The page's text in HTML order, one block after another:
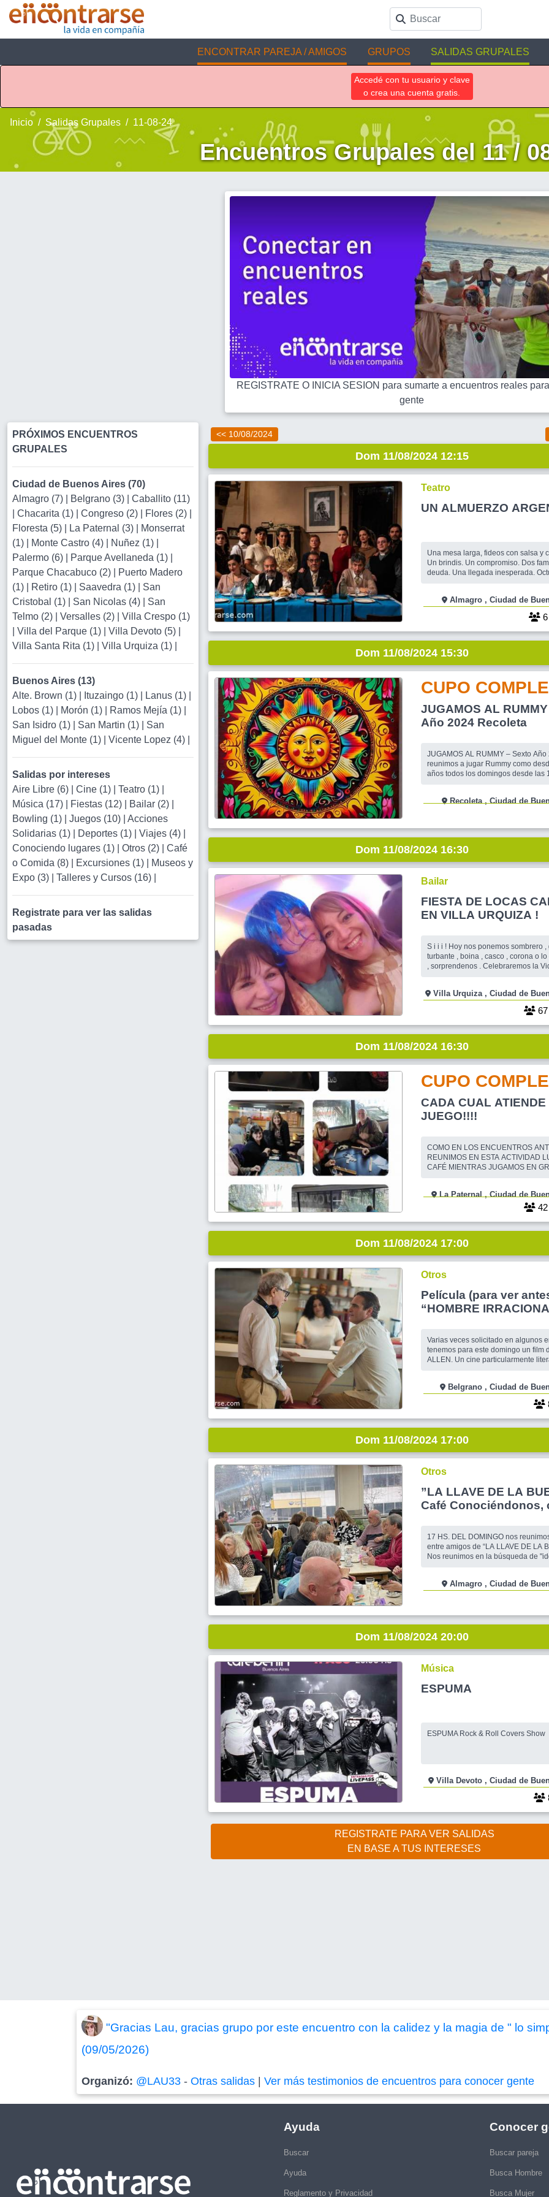
ENCONTRAR PAREJA / AMIGOS GRUPOS SALIDAS GRUPALES
Accedé con tu usuario y clave
o crea una cuenta gratis.
Inicio Salidas Grupales 11-08-24
Encuentros Grupales del 11 /
REGISTRATE O INICIA SESION para sumarte a encuentros reales
gente
PRÓXIMOS ENCUENTROS
GRUPALES
Ciudad de Buenos Aires (70)
Almagro (7)
Belgrano (3)
Caballito (11)
Chacarita (1) Congreso (2) Flores (2)
Floresta (5)
La Paternal (3)
Monserrat
(1)
Monte Castro (4) Nuñez (1)
Palermo (6)
Parque Avellaneda (1)
Parque Chacabuco (2)
Puerto Madero
(1)
Retiro (1) Saavedra (1)
San
Cristobal (1)
San Nicolas (4)
San
Telmo (2)
Versalles (2)
Villa Crespo (1)
Villa del Parque (1) Villa Devoto (5)
Villa Santa Rita (1)
Villa Urquiza (1)
Buenos Aires (13)
Alte. Brown (1)
Ituzaingo (1) Lanus (1)
Lobos (1)
Morón (1) Ramos Mejía (1)
San Isidro (1)
San Martin (1)
San
Miguel del Monte (1)
Vicente Lopez (4)
Salidas por intereses
Aire Libre (6)
Cine (1) Teatro (1)
Música (17)
Fiestas (12) Bailar (2)
Bowling (1)
Juegos (10)
Acciones
Solidarias (1)
Deportes (1) Viajes (4)
Conociendo lugares (1)
Otros (2)
Café
o Comida (8)
Excursiones (1)
Museos y
Expo (3)
Talleres y Cursos (16)
Registrate para ver las salidas
pasadas
<< 10/08/2024
Dom 11/08/2024 12:15
Teatro
UN ALMUERZO
Una mesa larga, fideos con salsa y
Un brindis. Un compromiso. Dos
deuda. Una llegada inesperada.
Bernardo Cappa. FICHA TÉCNICO ARTÍSTICA
Dramaturgia: Bernardo Cappa
Almagro , Ciudad de
6
Dom 11/08/2024 15:30
CUPO
JUGAMOS AL
Año 2024 Recoleta
JUGAMOS AL RUMMY – Sexto
reunimos a jugar Rummy como
años todos los domingos desde las 1530 hs. en
Torneo Anual de Rummy. Las personas que vayan
por primera vez deben confirmarse
Recoleta , Ciudad de
Dom 11/08/2024 16:30
Bailar
FIESTA DE LOCAS
EN VILLA URQUIZA !
S i i i ! Hoy nos ponemos sombrero , gorra , peluca ,
turbante , boina , casco , corona o
, sorprendenos . Celebraremos la Vida reunidos en
nunca faltan . Traigan sus equipos de mate y algo
Villa Urquiza , Ciudad
67
Dom 11/08/2024 16:30
CUPO
CADA CUAL ATIENDE
JUEGO!!!!
COMO EN LOS ENCUENTROS
REUNIMOS EN ESTA ACTIVIDAD LUDICA. UN
CAFÉ MIENTRAS JUGAMOS EN
SCRABBLE, RUMMY, TRIOMINO Y
AGRUPAMOS LIBREMENTE POR
SALIDA NO TIENE COSTO SI EL
La Paternal , Ciudad
42
Dom 11/08/2024 17:00
Otros
Película (para ver
“HOMBRE
Allen con el
cine?”
Varias veces solicitado en algunos
tenemos para este domingo un film
ALLEN. Un cine particularmente
emocionales llevadas a una
en fin, este domingo nos
Belgrano , Ciudad de
Dom 11/08/2024 17:00
Otros
”LA LLAVE DE LA
Café Conociéndonos,
17 HS. DEL DOMINGO nos reunimos para
entre amigos de “LA LLAVE DE LA
Nos reunimos en la búsqueda de "ideas semilla"
debatir, queremos escucharte!! Y
Almagro , Ciudad de
Dom 11/08/2024 20:00
Música
ESPUMA
ESPUMA Rock & Roll Covers Show
Villa Devoto , Ciudad
REGISTRATE PARA VER SALIDAS
EN BASE A TUS INTERESES
"Gracias Lau, gracias grupo por este encuentro con la calidez y la magia de " lo
(09/05/2026)
Organizó: @LAU33 -Otras salidas |Ver más testimonios de encuentros para conocer gente
Ayuda
Buscar
Ayuda
Reglamento y Privacidad
Conocer
Buscar pareja
Busca Hombre
Busca Mujer